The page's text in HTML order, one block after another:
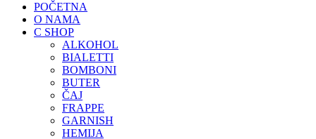
POČETNA
O NAMA
C SHOP
ALKOHOL
BIALETTI
BOMBONI
BUTER
ČAJ
FRAPPE
GARNISH
HEMIJA